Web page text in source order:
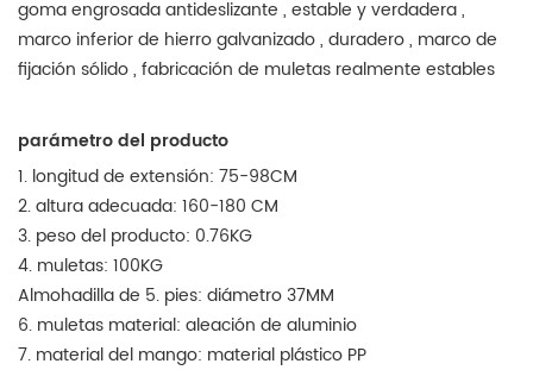
goma engrosada antideslizante , estable y verdadera ,
marco inferior de hierro galvanizado , duradero , marco de
fijación sólido , fabricación de muletas realmente estables
parámetro del producto
1. longitud de extensión: 75-98CM
2. altura adecuada: 160-180 CM
3. peso del producto: 0.76KG
4. muletas: 100KG
Almohadilla de 5. pies: diámetro 37MM
6. muletas material: aleación de aluminio
7. material del mango: material plástico PP